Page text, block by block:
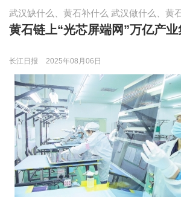
武汉缺什么、黄石补什么 武汉做什么、黄
黄石链上“光芯屏端网”万亿产业
长江日报 2025年08月06日